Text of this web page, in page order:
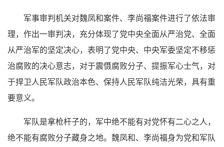
军事审判机关对魏凤和案件、李尚福案件进行了依法审
理，作出一审判决，充分体现了党中央全面从严治党、全面
从严治军的坚定决心，表明了党中央、中央军委坚定不移惩
治腐败的决心意志，对于震慑腐败分子、提振军心士气，对
于捍卫人民军队政治本色、保持人民军队纯洁光荣，具有重
要意义。
军队是拿枪杆子的，军中绝不能有对党怀有二心之人，
绝不能有腐败分子藏身之地。魏凤和、李尚福身为党和军队